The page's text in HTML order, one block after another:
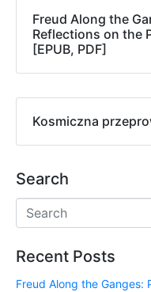
Freud Along the
Reflections on the
[EPUB, PDF]
Kosmiczna
Search
Recent Posts
Freud Along the Ganges: